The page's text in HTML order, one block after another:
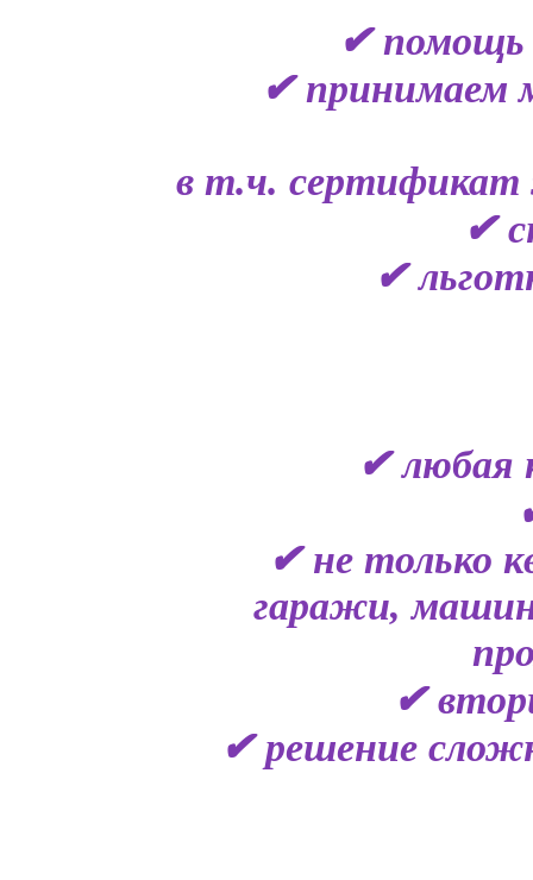
✔ помощь
✔ принимаем
в т.ч. сертификат
✔
✔
✔ любая
✔ не только
гаражи,
✔
✔ решение